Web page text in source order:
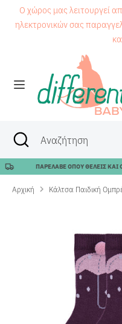
Μετάβαση
Ο χώρος μας λειτουργεί
ηλεκτρονικών σας
Αναζήτηση
ΑναζήτησηΑναζήτηση
Κλείσιμο
αναζήτησης
ΠΑΡΕΛΑΒΕ ΟΠΟΥ ΘΕΛΕΙΣ ΚΑΙ
Αρχική Κάλτσα Παιδική